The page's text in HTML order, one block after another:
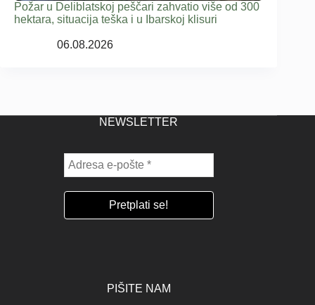
Požar u Deliblatskoj peščari zahvatio više od 300
hektara, situacija teška i u Ibarskoj klisuri
06.08.2026
NEWSLETTER
PIŠITE NAM